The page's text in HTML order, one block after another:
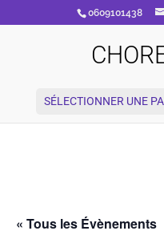
0609101438
SÉLECTIONNER UNE
« Tous les Évènements